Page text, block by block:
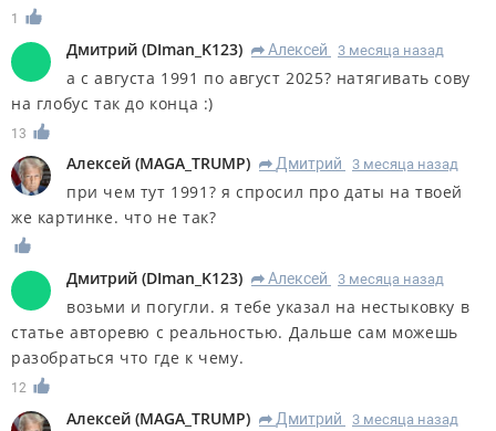
1
Дмитрий (DIman_K123) R Алексей 3 месяца назад
а с августа 1991 по август 2025? натягивать сову
на глобус так до конца :)
13
Алексей (MAGA_TRUMP) R Дмитрий 3 месяца назад
при чем тут 1991? я спросил про даты на твоей
же картинке. что не так?
Дмитрий (DIman_K123) R Алексей 3 месяца назад
возьми и погугли. я тебе указал на нестыковку в
статье авторевю с реальностью. Дальше сам можешь
разобраться что где к чему.
12
Алексей (MAGA_TRUMP) R Дмитрий 3 месяца назад